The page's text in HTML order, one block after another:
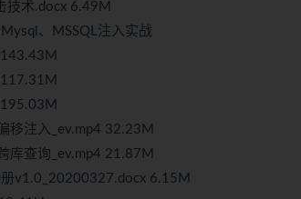
技术.docx 6.49M
、MSSQL注入实战
移注入_ev.mp4 32.23M
库查询_ev.mp4 21.87M
v1.0_20200327.docx 6.15M